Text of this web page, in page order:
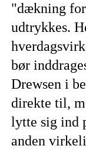
"dækning for
udtrykkes.
bør
Drewsen i
direkte til,
lytte sig ind
anden